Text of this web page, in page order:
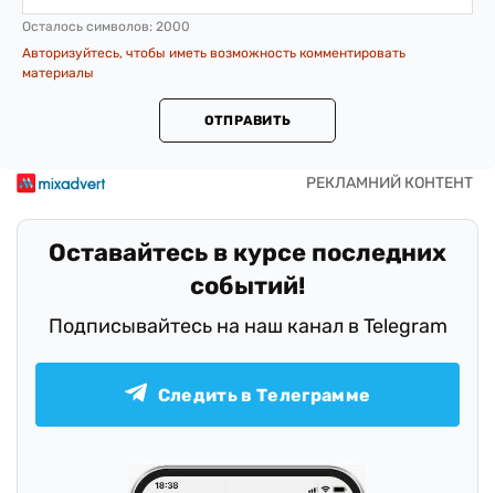
Осталось символов: 2000
Авторизуйтесь, чтобы иметь возможность комментировать
материалы
ОТПРАВИТЬ
Оставайтесь в курсе последних
событий!
Подписывайтесь на наш канал в Telegram
Следить в Телеграмме